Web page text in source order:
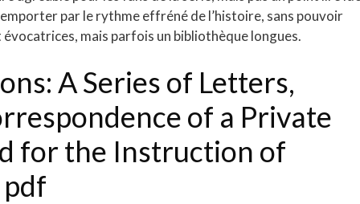
par le rythme effréné de l’histoire, sans pouvoir
mais parfois un bibliothèque longues.
A Series of Letters,
of a Private
for the Instruction of